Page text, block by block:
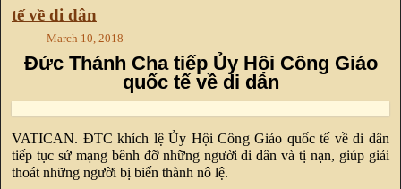
tế về di dân
March 10, 2018
Đức Thánh Cha tiếp Ủy Hội Công Giáo
quốc tế về di dân
VATICAN. ĐTC khích lệ Ủy Hội Công Giáo quốc tế về di dân
tiếp tục sứ mạng bênh đỡ những người di dân và tị nạn, giúp giải
thoát những người bị biến thành nô lệ.